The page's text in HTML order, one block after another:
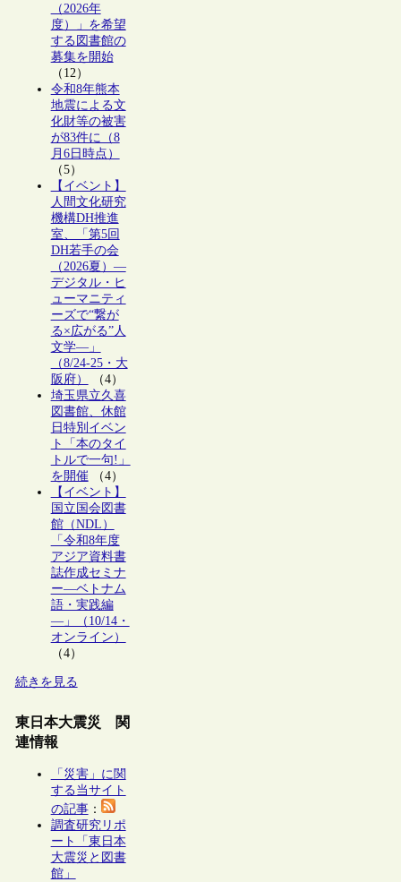
（2026年
度）」を希望
する図書館の
募集を開始
（12）
令和8年熊本
地震による文
化財等の被害
が83件に（8
月6日時点）
（5）
【イベント】
人間文化研究
機構DH推進
室、「第5回
DH若手の会
（2026夏）―
デジタル・ヒ
ューマニティ
ーズで“繋が
る×広がる”人
文学―」
（8/24-25・大
阪府）
（4）
埼玉県立久喜
図書館、休館
日特別イベン
ト「本のタイ
トルで一句!」
を開催（4）
【イベント】
国立国会図書
館（NDL）
「令和8年度
アジア資料書
誌作成セミナ
ー―ベトナム
語・実践編
―」（10/14・
オンライン）
（4）
続きを見る
東日本大震災 関
連情報
「災害」に関
する当サイト
の記事：
調査研究リポ
ート「東日本
大震災と図書
館」